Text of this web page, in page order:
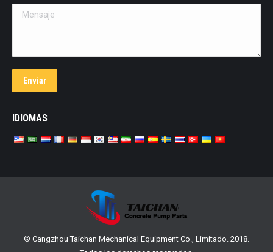
Mensaje
Enviar
IDIOMAS
© Cangzhou Taichan Mechanical Equipment Co., Limitado. 2018.